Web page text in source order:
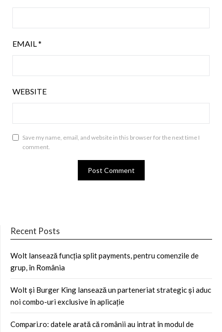
EMAIL*
WEBSITE
Save my name, email, and website in this browser for the next time I
comment.
Recent Posts
Wolt lansează funcția split payments, pentru comenzile de
grup, în România
Wolt și Burger King lansează un parteneriat strategic și aduc
noi combo-uri exclusive în aplicație
Compari.ro: datele arată că românii au intrat în modul de